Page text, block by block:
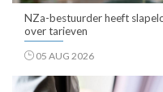
NZa-bestuurder heeft
over tarieven
05 AUG 2026